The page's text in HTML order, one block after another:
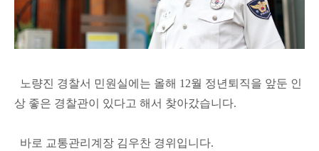
노량진 경찰서 민원실에는 올해 12월 정년퇴직을 앞둔 인
상 좋은 경찰관이 있다고 해서 찾아갔습니다.
바로 교통관리계장 김우찬 경위입니다.